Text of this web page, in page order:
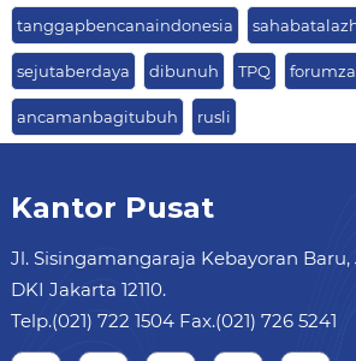
tanggapbencanaindonesia
sejutaberdaya dibunuh TPQ
ancamanbagitubuh rusli
Kantor Pusat
Jl. Sisingamangaraja Kebayoran
DKI Jakarta 12110.
Telp.(021) 722 1504 Fax.(021) 726 5241